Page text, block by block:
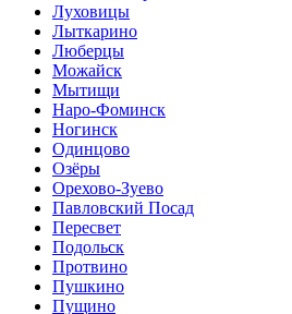
Луховицы
Лыткарино
Люберцы
Можайск
Мытищи
Наро-Фоминск
Ногинск
Одинцово
Озёры
Орехово-Зуево
Павловский Посад
Пересвет
Подольск
Протвино
Пушкино
Пущино